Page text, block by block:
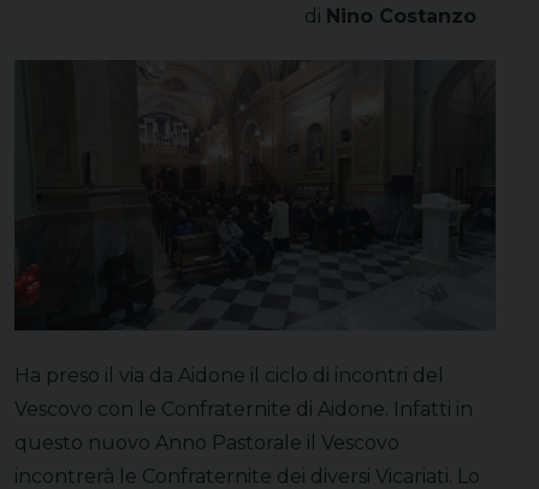
di Nino Costanzo
Ha preso il via da Aidone il ciclo di incontri del
Vescovo con le Confraternite di Aidone. Infatti in
questo nuovo Anno Pastorale il Vescovo
incontrerà le Confraternite dei diversi Vicariati. Lo